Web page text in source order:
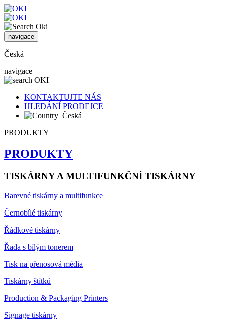
navigace
Česká
navigace
KONTAKTUJTE NÁS
HLEDÁNÍ PRODEJCE
Česká
PRODUKTY
PRODUKTY
TISKÁRNY A MULTIFUNKČNÍ TISKÁRNY
Barevné tiskárny a multifunkce
Černobílé tiskárny
Řádkové tiskárny
Řada s bílým tonerem
Tisk na přenosová média
Tiskárny štítků
Production & Packaging Printers
Signage tiskárny